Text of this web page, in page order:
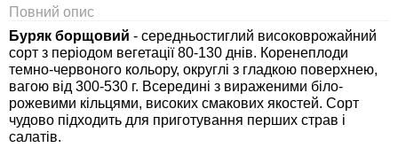
Повний опис
Буряк борщовий - середньостиглий високоврожайний
сорт з періодом вегетації 80-130 днів. Коренеплоди
темно-червоного кольору, округлі з гладкою поверхнею,
вагою від 300-530 г. Всередині з вираженими біло-
рожевими кільцями, високих смакових якостей. Сорт
чудово підходить для приготування перших страв і
салатів.
Семена салата
Семена свеклы
Семена сельдерея
Удобрения «Чистый лист» Успех
Средства защиты от тараканов, прусаков,
клопов, блох, домашних и садовых муравьев
Средства защиты от комаров, москитов,
клещей, ос, мошек, слепней